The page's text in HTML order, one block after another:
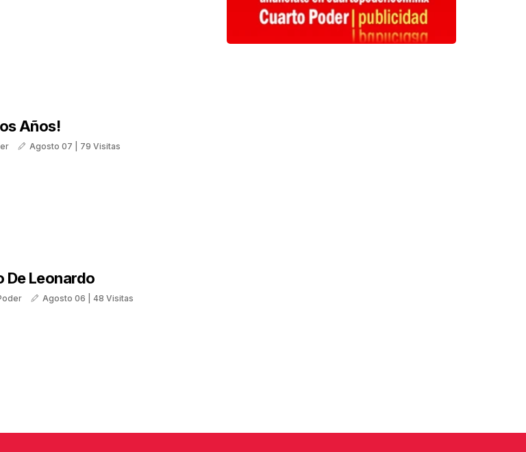
Años!
Agosto 07 | 79 Visitas
De Leonardo
Agosto 06 | 48 Visitas